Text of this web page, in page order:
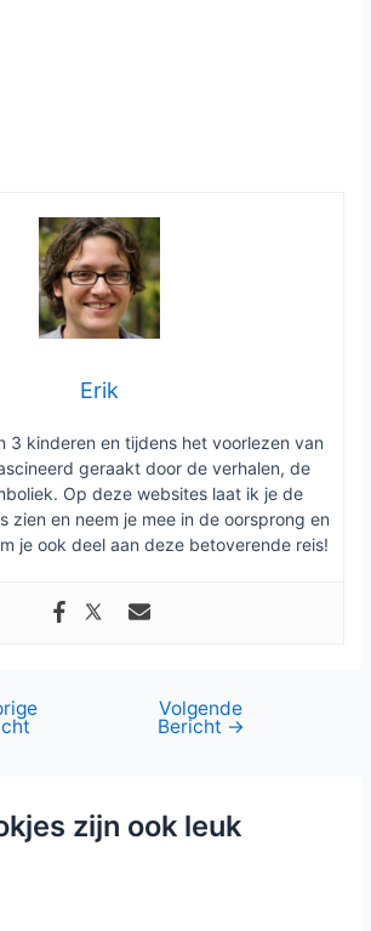
Erik
3 kinderen en tijdens het voorlezen van
geraakt door de verhalen, de
Op deze websites laat ik je de
zien en neem je mee in de oorsprong en
je ook deel aan deze betoverende reis!
Volgende
Bericht →
zijn ook leuk